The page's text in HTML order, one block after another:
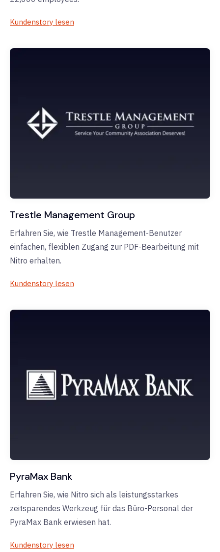
Kundenstory lesen
Trestle Management Group
Erfahren Sie, wie Trestle Management-Benutzer
einfachen, flexiblen Zugang zur PDF-Bearbeitung mit
Nitro erhalten.
Kundenstory lesen
PyraMax Bank
Erfahren Sie, wie Nitro sich als leistungsstarkes
zeitsparendes Werkzeug für das Büro-Personal der
PyraMax Bank erwiesen hat.
Kundenstory lesen